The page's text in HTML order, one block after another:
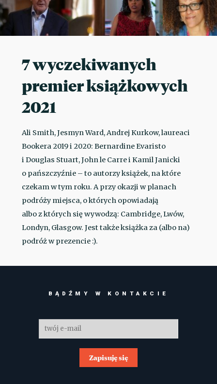
7 wyczekiwanych
premier książkowych
2021
Ali Smith, Jesmyn Ward, Andrej Kurkow, laureaci
Bookera 2019 i 2020: Bernardine Evaristo
i Douglas Stuart, John le Carre i Kamil Janicki
o pańszczyźnie – to autorzy książek, na które
czekam w tym roku. A przy okazji w planach
podróży miejsca, o których opowiadają
albo z których się wywodzą: Cambridge, Lwów,
Londyn, Glasgow. Jest także książka za (albo na)
podróż w prezencie :).
BĄDŹMY W KONTAKCIE
Zapisuję się